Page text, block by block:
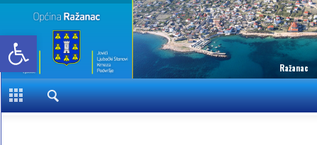
Open toolbar
Ražanac